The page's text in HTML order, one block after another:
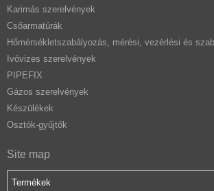
Karimás szerelvények
Csőarmatúrák
Hőmérsékletszabályozás, mérési, vezérlési és
Ivóvizes szerelvények
PIPEFIX
Gázos szerelvények
Készülékek
Osztók-gyűjtők
Site map
Termékek